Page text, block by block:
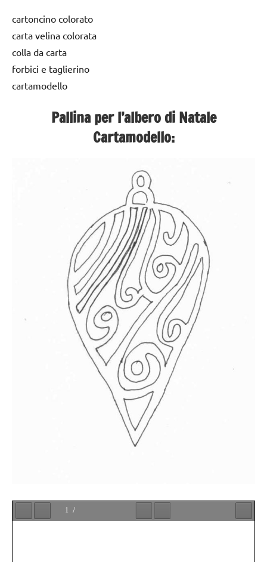
cartoncino colorato
carta velina colorata
colla da carta
forbici e taglierino
cartamodello
Pallina per l’albero di Natale
Cartamodello: